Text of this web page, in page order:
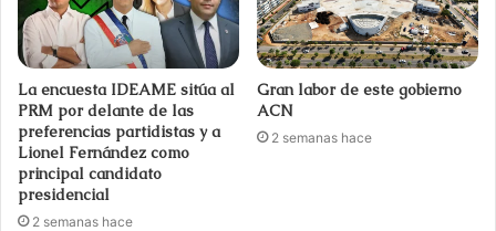
La encuesta IDEAME sitúa al
PRM por delante de las
preferencias partidistas y a
Lionel Fernández como
principal candidato
presidencial
2 semanas hace
Gran labor de este gobierno
ACN
2 semanas hace